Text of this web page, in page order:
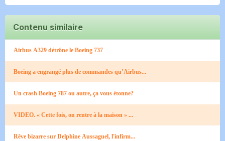
Contenu similaire
Airbus A329 détrône le Boeing 737
Boeing a engrangé plus de commandes qu’Airbus...
Un crash Boeing 787 ou autre, ça vous étonne?
VIDEO. « Cette fois, on rentre à la maison » ...
Rêve bizarre sur Delphine Aussaguel, l'infirm...